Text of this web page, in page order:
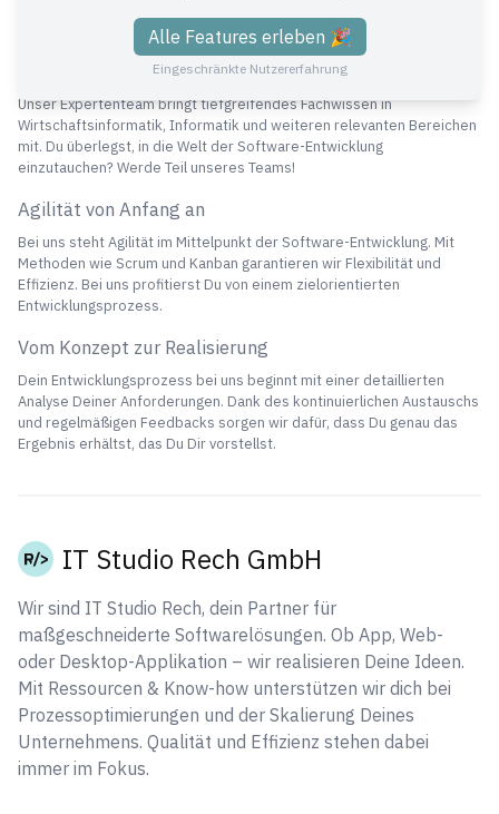
Alle Features erleben 🎉
Eingeschränkte Nutzererfahrung
Top Expertise in der Software-Entwicklung
Unser Expertenteam bringt tiefgreifendes Fachwissen in
Wirtschaftsinformatik, Informatik und weiteren relevanten Bereichen
mit. Du überlegst, in die Welt der Software-Entwicklung
einzutauchen? Werde Teil unseres Teams!
Agilität von Anfang an
Bei uns steht Agilität im Mittelpunkt der Software-Entwicklung. Mit
Methoden wie Scrum und Kanban garantieren wir Flexibilität und
Effizienz. Bei uns profitierst Du von einem zielorientierten
Entwicklungsprozess.
Vom Konzept zur Realisierung
Dein Entwicklungsprozess bei uns beginnt mit einer detaillierten
Analyse Deiner Anforderungen. Dank des kontinuierlichen Austauschs
und regelmäßigen Feedbacks sorgen wir dafür, dass Du genau das
Ergebnis erhältst, das Du Dir vorstellst.
IT Studio Rech GmbH
Wir sind IT Studio Rech, dein Partner für
maßgeschneiderte Softwarelösungen. Ob App, Web-
oder Desktop-Applikation – wir realisieren Deine Ideen.
Mit Ressourcen & Know-how unterstützen wir dich bei
Prozessoptimierungen und der Skalierung Deines
Unternehmens. Qualität und Effizienz stehen dabei
immer im Fokus.